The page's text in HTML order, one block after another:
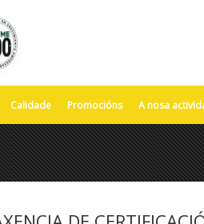
Calidade Promocións A nosa